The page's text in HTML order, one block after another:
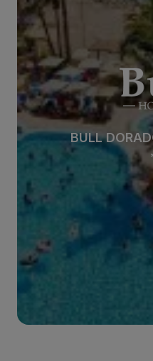
BULL
BULL